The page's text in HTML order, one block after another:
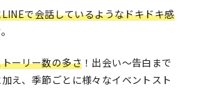
で会話しているようなドキドキ感
ーリー数の多さ！出会い〜告白まで
え、季節ごとに様々なイベントスト